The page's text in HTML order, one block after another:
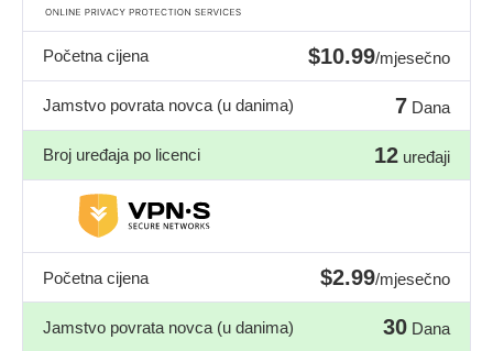
Početna cijena $10.99/mjesečno
Jamstvo povrata novca (u danima) 7 Dana
Broj uređaja po licenci 12 uređaji
Početna cijena $2.99/mjesečno
Jamstvo povrata novca (u danima) 30 Dana